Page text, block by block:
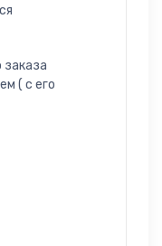
заказа
( с его